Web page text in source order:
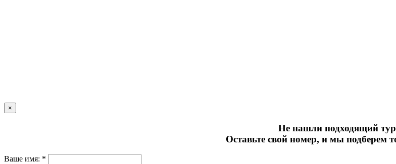
×
Не нашли подходящий
Оставьте свой номер, и мы подберем
Ваше имя: *